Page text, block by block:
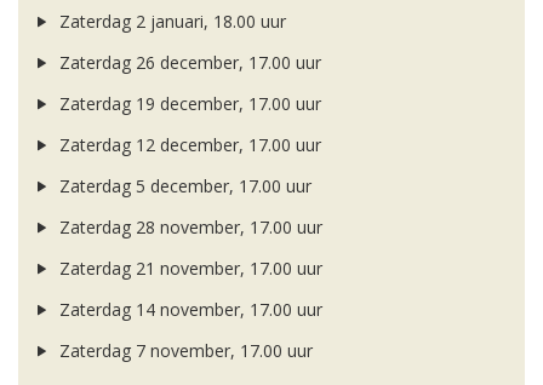
Zaterdag 2 januari, 18.00 uur
Zaterdag 26 december, 17.00 uur
Zaterdag 19 december, 17.00 uur
Zaterdag 12 december, 17.00 uur
Zaterdag 5 december, 17.00 uur
Zaterdag 28 november, 17.00 uur
Zaterdag 21 november, 17.00 uur
Zaterdag 14 november, 17.00 uur
Zaterdag 7 november, 17.00 uur